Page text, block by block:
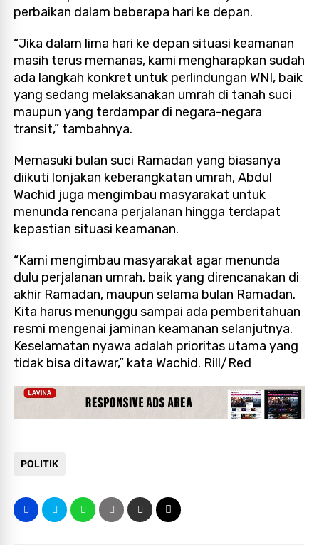
perbaikan dalam beberapa hari ke depan.
“Jika dalam lima hari ke depan situasi keamanan
masih terus memanas, kami mengharapkan sudah
ada langkah konkret untuk perlindungan WNI, baik
yang sedang melaksanakan umrah di tanah suci
maupun yang terdampar di negara-negara
transit,” tambahnya.
Memasuki bulan suci Ramadan yang biasanya
diikuti lonjakan keberangkatan umrah, Abdul
Wachid juga mengimbau masyarakat untuk
menunda rencana perjalanan hingga terdapat
kepastian situasi keamanan.
“Kami mengimbau masyarakat agar menunda
dulu perjalanan umrah, baik yang direncanakan di
akhir Ramadan, maupun selama bulan Ramadan.
Kita harus menunggu sampai ada pemberitahuan
resmi mengenai jaminan keamanan selanjutnya.
Keselamatan nyawa adalah prioritas utama yang
tidak bisa ditawar,” kata Wachid. Rill/Red
POLITIK